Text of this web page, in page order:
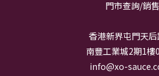
門市查詢/銷
香港新界屯門天
南豐工業城2期1樓
info@xo-